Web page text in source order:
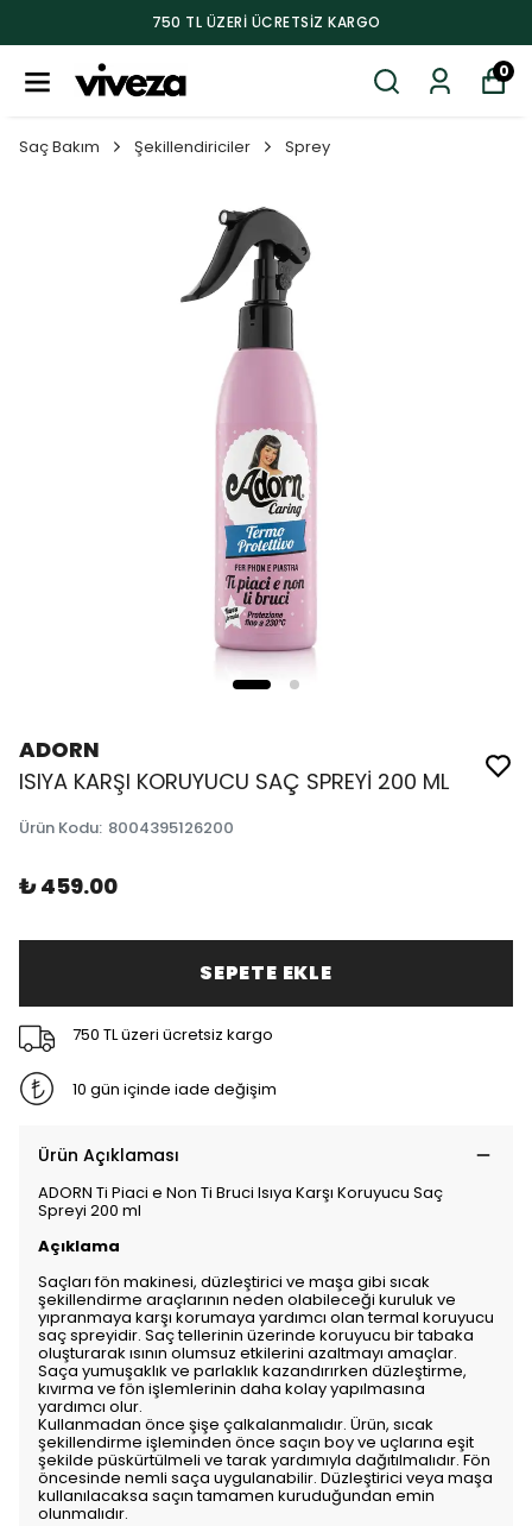
750 TL ÜZERI ÜCRETSIZ KARGO
0
Saç Bakım Şekillendiriciler Sprey
ADORN
ISIYA KARŞI KORUYUCU SAÇ SPREYİ 200 ML
Ürün Kodu: 8004395126200
₺ 459.00
SEPETE EKLE
750 TL üzeri ücretsiz kargo
10 gün içinde iade değişim
Ürün Açıklaması
ADORN Ti Piaci e Non Ti Bruci Isıya Karşı Koruyucu Saç
Spreyi 200 ml
Açıklama
Saçları fön makinesi, düzleştirici ve maşa gibi sıcak
şekillendirme araçlarının neden olabileceği kuruluk ve
yıpranmaya karşı korumaya yardımcı olan termal koruyucu
saç spreyidir. Saç tellerinin üzerinde koruyucu bir tabaka
oluşturarak ısının olumsuz etkilerini azaltmayı amaçlar.
Saça yumuşaklık ve parlaklık kazandırırken düzleştirme,
kıvırma ve fön işlemlerinin daha kolay yapılmasına
yardımcı olur.
Kullanmadan önce şişe çalkalanmalıdır. Ürün, sıcak
şekillendirme işleminden önce saçın boy ve uçlarına eşit
şekilde püskürtülmeli ve tarak yardımıyla dağıtılmalıdır. Fön
öncesinde nemli saça uygulanabilir. Düzleştirici veya maşa
kullanılacaksa saçın tamamen kuruduğundan emin
olunmalıdır.